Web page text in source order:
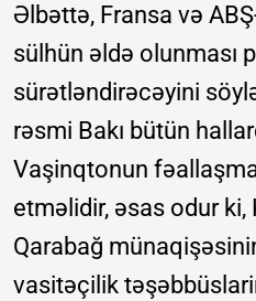
Əlbəttə, Fransa və
sülhün əldə olunması
sürətləndirəcəyini
rəsmi Bakı bütün
Vaşinqtonun
etməlidir, əsas odur ki,
Qarabağ
vasitəçilik